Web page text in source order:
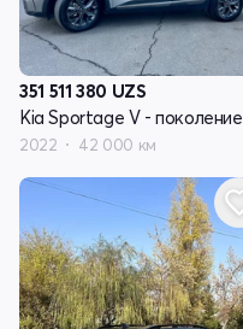
351 511 380 UZS
Kia Sportage V - поколение
2022 42 000 км